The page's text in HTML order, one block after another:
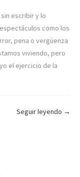
escribir y lo
como los
pena o vergüenza
viviendo, pero
el ejercicio de la
Seguir leyendo «Golpe
→